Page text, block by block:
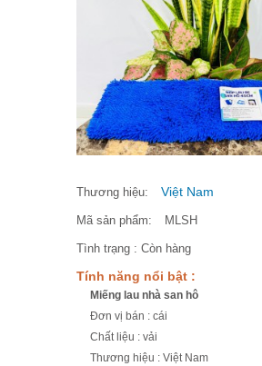
Thương hiệu: Việt Nam
Mã sản phẩm: MLSH
Tình trạng : Còn hàng
Tính năng nổi bật :
Miếng lau nhà san hô
Đơn vị bán : cái
Chất liệu : vải
Thương hiệu : Việt Nam